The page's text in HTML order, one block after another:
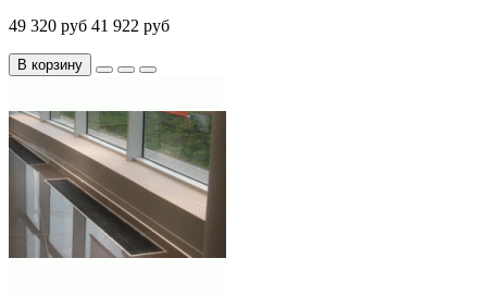
49 320 руб 41 922 руб
В корзину